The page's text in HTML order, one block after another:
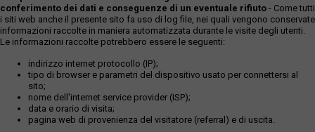
conferimento dei dati e conseguenze di un eventuale rifiuto - Come tutti
i siti web anche il presente sito fa uso di log file, nei quali vengono conservate
informazioni raccolte in maniera automatizzata durante le visite degli utenti.
Le informazioni raccolte potrebbero essere le seguenti:
indirizzo internet protocollo (IP);
tipo di browser e parametri del dispositivo usato per connettersi al
sito;
nome dell'internet service provider (ISP);
data e orario di visita;
pagina web di provenienza del visitatore (referral) e di uscita.